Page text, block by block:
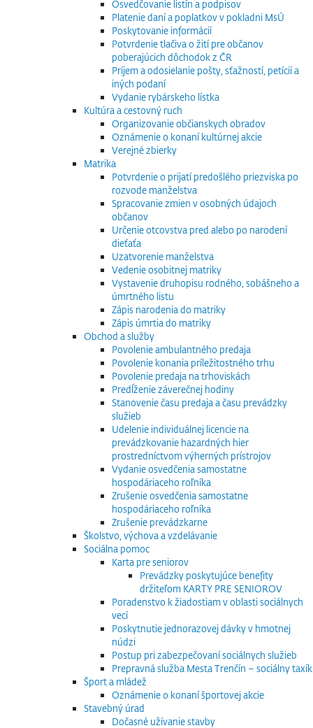
Osvedčovanie listín a podpisov
Platenie daní a poplatkov v pokladni MsÚ
Poskytovanie informácií
Potvrdenie tlačiva o žití pre občanov
poberajúcich dôchodok z ČR
Príjem a odosielanie pošty, sťažností, petícií a
iných podaní
Vydanie rybárskeho lístka
Kultúra a cestovný ruch
Organizovanie občianskych obradov
Oznámenie o konaní kultúrnej akcie
Verejné zbierky
Matrika
Potvrdenie o prijatí predošlého priezviska po
rozvode manželstva
Spracovanie zmien v osobných údajoch
občanov
Určenie otcovstva pred alebo po narodení
dieťaťa
Uzatvorenie manželstva
Vedenie osobitnej matriky
Vystavenie druhopisu rodného, sobášneho a
úmrtného listu
Zápis narodenia do matriky
Zápis úmrtia do matriky
Obchod a služby
Povolenie ambulantného predaja
Povolenie konania príležitostného trhu
Povolenie predaja na trhoviskách
Predĺženie záverečnej hodiny
Stanovenie času predaja a času prevádzky
služieb
Udelenie individuálnej licencie na
prevádzkovanie hazardných hier
prostredníctvom výherných prístrojov
Vydanie osvedčenia samostatne
hospodáriaceho roľníka
Zrušenie osvedčenia samostatne
hospodáriaceho roľníka
Zrušenie prevádzkarne
Školstvo, výchova a vzdelávanie
Sociálna pomoc
Karta pre seniorov
Prevádzky poskytujúce benefity
držiteľom KARTY PRE SENIOROV
Poradenstvo k žiadostiam v oblasti sociálnych
vecí
Poskytnutie jednorazovej dávky v hmotnej
núdzi
Postup pri zabezpečovaní sociálnych služieb
Prepravná služba Mesta Trenčín – sociálny taxík
Šport a mládež
Oznámenie o konaní športovej akcie
Stavebný úrad
Dočasné užívanie stavby